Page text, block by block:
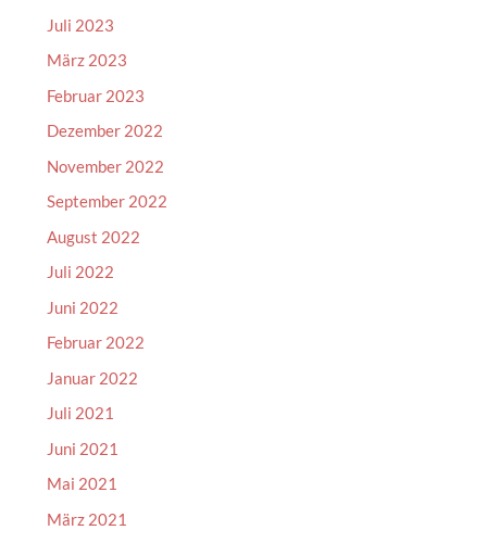
Juli 2023
März 2023
Februar 2023
Dezember 2022
November 2022
September 2022
August 2022
Juli 2022
Juni 2022
Februar 2022
Januar 2022
Juli 2021
Juni 2021
Mai 2021
März 2021